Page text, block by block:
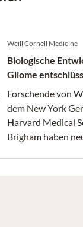
Weill Cornell Medicine
Biologische
Gliome
Forschende von
dem New York
Harvard Medical
Brigham haben